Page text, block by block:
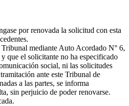
por renovada la solicitud con esta
mediante Auto Acordado N° 6,
que el solicitante no ha especificado
social, ni las solicitudes
ante este Tribunal de
a las partes, se informa
sin perjuicio de poder renovarse.